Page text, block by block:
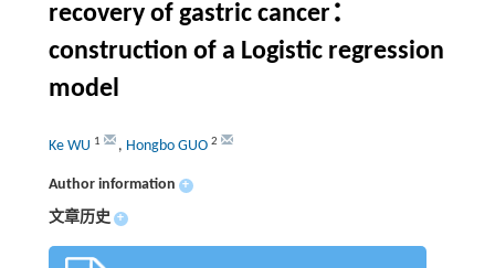
recovery of gastric cancer：
construction of a Logistic regression
model
Ke WU 1 , Hongbo GUO 2
Author information +
文章历史 +